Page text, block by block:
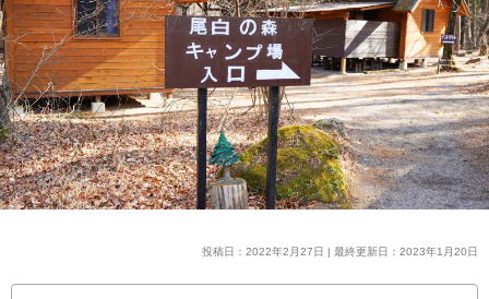
投稿日：2022年2月27日 | 最終更新日：2023年1月20日